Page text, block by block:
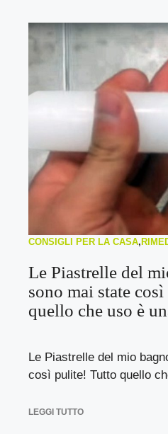
CONSIGLI PER LA CASA,
Le Piastrelle del
sono mai state
quello che uso è
Le Piastrelle del mio
così pulite! Tutto quello
LEGGI TUTTO